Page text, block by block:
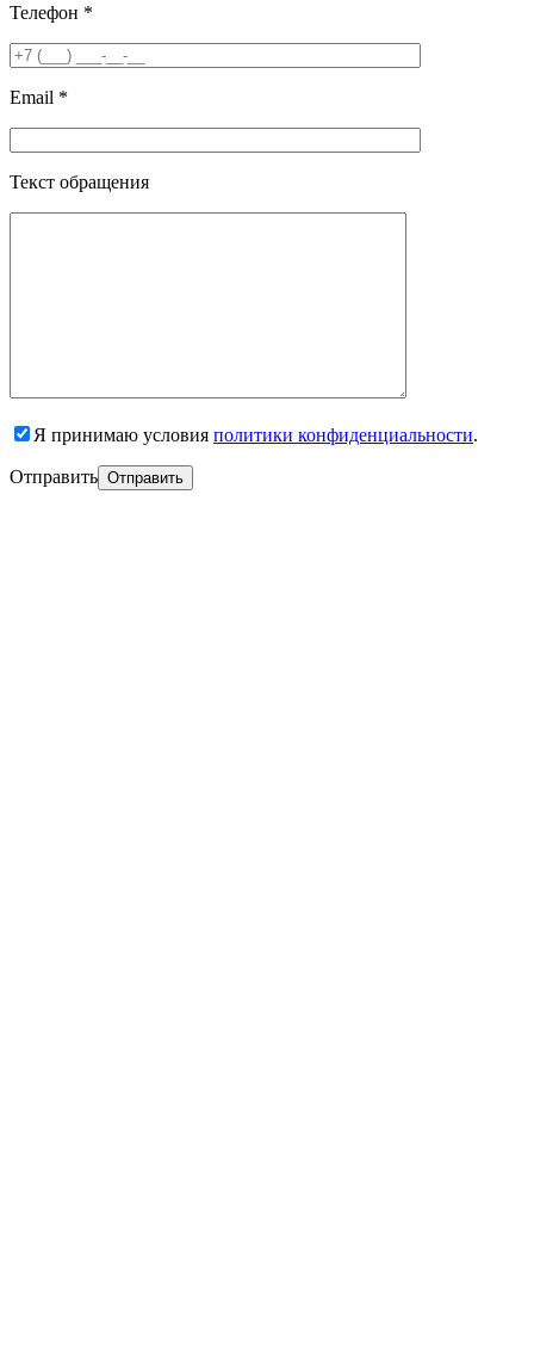
Телефон *
Email *
Текст обращения
Я принимаю условия политики конфиденциальности.
Отправить